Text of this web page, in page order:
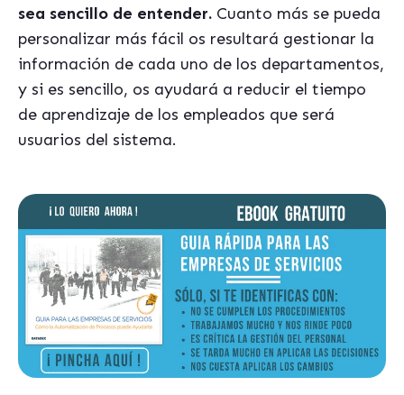
sea sencillo de entender. Cuanto más se pueda
personalizar más fácil os resultará gestionar la
información de cada uno de los departamentos,
y si es sencillo, os ayudará a reducir el tiempo
de aprendizaje de los empleados que será
usuarios del sistema.